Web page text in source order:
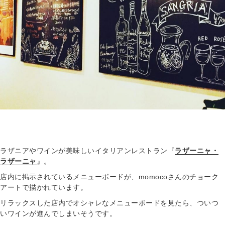
ラザニアやワインが美味しいイタリアンレストラン『ラザーニャ・
ラザーニャ 』。
店内に掲示されているメニューボードが、momocoさんのチョーク
アートで描かれています。
リラックスした店内でオシャレなメニューボードを見たら、ついつ
いワインが進んでしまいそうです。